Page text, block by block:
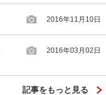
2016年11月10日
2016年03月02日
記事をもっと見る